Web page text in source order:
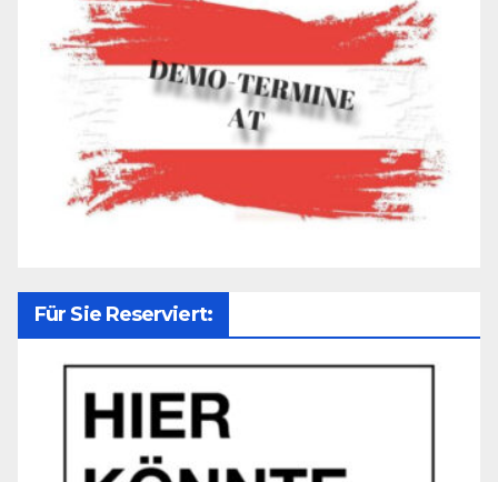
Für Sie Reserviert: